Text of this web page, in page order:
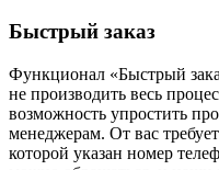
Быстрый заказ
Функционал «Быстрый
не производить весь
возможность упростить
менеджерам. От вас
которой указан номер